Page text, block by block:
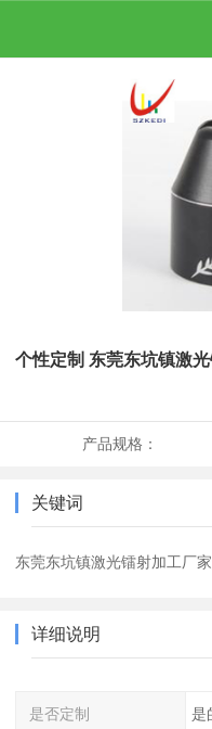
个性定制 东莞东坑镇激
产品规格：
关键词
东莞东坑镇激光镭射加工厂
详细说明
是否定制 是